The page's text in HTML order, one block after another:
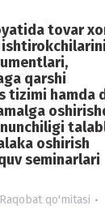
tovar
qarshi
tizimi hamda
oshirish
seminarlari
Raqobat qo'mitasi